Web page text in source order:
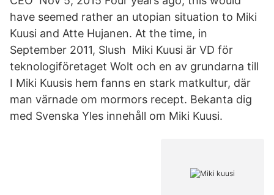
have seemed rather an utopian situation to Miki
Kuusi and Atte Hujanen. At the time, in
September 2011, Slush Miki Kuusi är VD för
teknologiföretaget Wolt och en av grundarna till
I Miki Kuusis hem fanns en stark matkultur, där
man värnade om mormors recept. Bekanta dig
med Svenska Yles innehåll om Miki Kuusi.